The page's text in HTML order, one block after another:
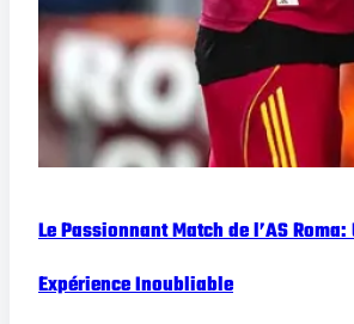
Le Passionnant Match de l’AS Roma:
Expérience Inoubliable